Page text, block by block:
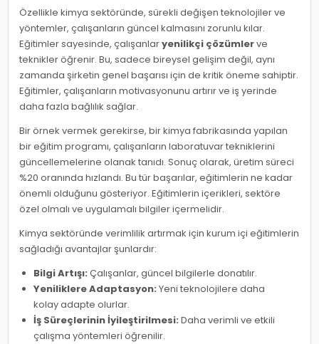
Özellikle kimya sektöründe, sürekli değişen teknolojiler ve
yöntemler, çalışanların güncel kalmasını zorunlu kılar.
Eğitimler sayesinde, çalışanlaryenilikçi çözümlerve
teknikler öğrenir. Bu, sadece bireysel gelişim değil, aynı
zamanda şirketin genel başarısı için de kritik öneme sahiptir.
Eğitimler, çalışanların motivasyonunu artırır ve iş yerinde
daha fazla bağlılık sağlar.
Bir örnek vermek gerekirse, bir kimya fabrikasında yapılan
bir eğitim programı, çalışanların laboratuvar tekniklerini
güncellemelerine olanak tanıdı. Sonuç olarak, üretim süreci
%20 oranında hızlandı. Bu tür başarılar, eğitimlerin ne kadar
önemli olduğunu gösteriyor. Eğitimlerin içerikleri, sektöre
özel olmalı ve uygulamalı bilgiler içermelidir.
Kimya sektöründe verimlilik artırmak için kurum içi eğitimlerin
sağladığı avantajlar şunlardır:
Bilgi Artışı: Çalışanlar, güncel bilgilerle donatılır.
Yeniliklere Adaptasyon: Yeni teknolojilere daha
kolay adapte olurlar.
İş Süreçlerinin İyileştirilmesi: Daha verimli ve etkili
çalışma yöntemleri öğrenilir.